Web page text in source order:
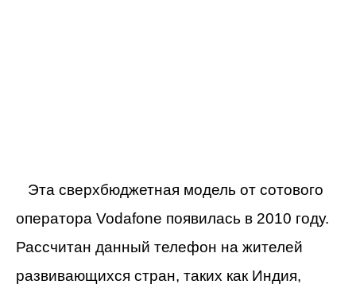
Эта сверхбюджетная модель от сотового
оператора Vodafone появилась в 2010 году.
Рассчитан данный телефон на жителей
развивающихся стран, таких как Индия,